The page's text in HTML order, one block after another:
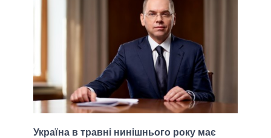
Україна в травні нинішнього року має